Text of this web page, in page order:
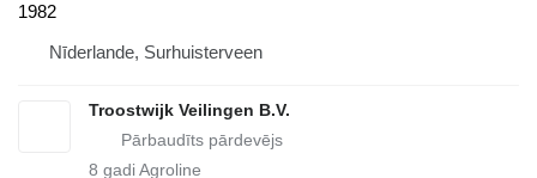
1982
Nīderlande, Surhuisterveen
Troostwijk Veilingen B.V.
8 gadi Agroline